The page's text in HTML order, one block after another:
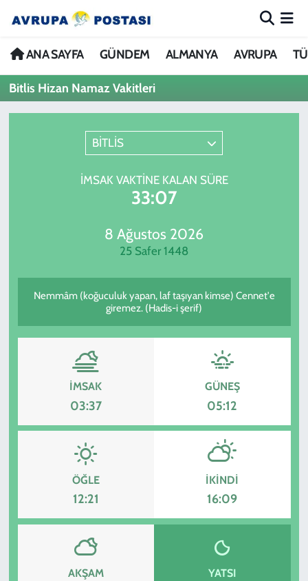
ANA SAYFA GÜNDEM ALMANYA AVRUPA
Bitlis Hizan Namaz Vakitleri
BİTLİS
İMSAK VAKTINE KALAN SÜRE
33:07
8 Ağustos 2026
25 Safer 1448
Nemmâm (koğuculuk yapan, laf taşıyan kimse) Cennet'e
giremez. (Hadis-i şerif)
İMSAK
03:37
GÜNEŞ
05:12
ÖĞLE
12:21
İKINDI
16:09
AKŞAM YATSI
ANA SAYFA
GÜNDEM
SPOR
YAZARLAR
Nöbetçi Eczaneler
Hava Durumu
Trafik Durumu
Avrupa Ligi Puan Durumu ve Fikstür
Tüm Manşetler
Haber Arşivi